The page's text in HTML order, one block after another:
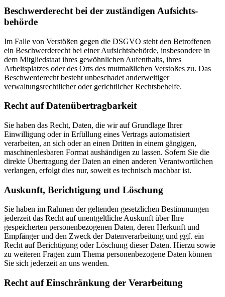
Beschwerde­recht bei der zuständigen Aufsichts­
behörde
Im Falle von Verstößen gegen die DSGVO steht den Betroffenen
ein Beschwerderecht bei einer Aufsichtsbehörde, insbesondere in
dem Mitgliedstaat ihres gewöhnlichen Aufenthalts, ihres
Arbeitsplatzes oder des Orts des mutmaßlichen Verstoßes zu. Das
Beschwerderecht besteht unbeschadet anderweitiger
verwaltungsrechtlicher oder gerichtlicher Rechtsbehelfe.
Recht auf Daten­übertrag­barkeit
Sie haben das Recht, Daten, die wir auf Grundlage Ihrer
Einwilligung oder in Erfüllung eines Vertrags automatisiert
verarbeiten, an sich oder an einen Dritten in einem gängigen,
maschinenlesbaren Format aushändigen zu lassen. Sofern Sie die
direkte Übertragung der Daten an einen anderen Verantwortlichen
verlangen, erfolgt dies nur, soweit es technisch machbar ist.
Auskunft, Berichtigung und Löschung
Sie haben im Rahmen der geltenden gesetzlichen Bestimmungen
jederzeit das Recht auf unentgeltliche Auskunft über Ihre
gespeicherten personenbezogenen Daten, deren Herkunft und
Empfänger und den Zweck der Datenverarbeitung und ggf. ein
Recht auf Berichtigung oder Löschung dieser Daten. Hierzu sowie
zu weiteren Fragen zum Thema personenbezogene Daten können
Sie sich jederzeit an uns wenden.
Recht auf Einschränkung der Verarbeitung